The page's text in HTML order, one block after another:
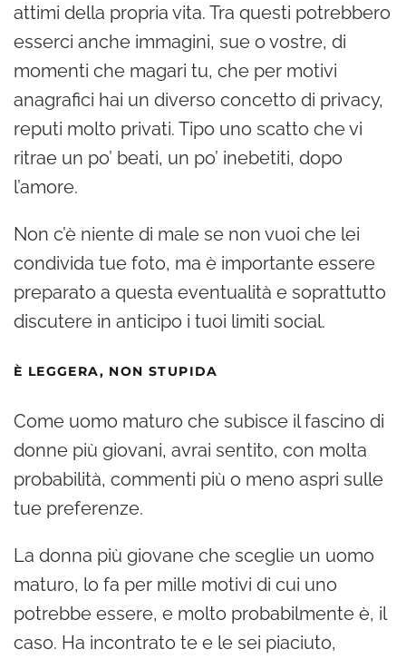
attimi della propria vita. Tra questi potrebbero
esserci anche immagini, sue o vostre, di
momenti che magari tu, che per motivi
anagrafici hai un diverso concetto di privacy,
reputi molto privati. Tipo uno scatto che vi
ritrae un po’ beati, un po’ inebetiti, dopo
l’amore.
Non c’è niente di male se non vuoi che lei
condivida tue foto, ma è importante essere
preparato a questa eventualità e soprattutto
discutere in anticipo i tuoi limiti social.
È LEGGERA, NON STUPIDA
Come uomo maturo che subisce il fascino di
donne più giovani, avrai sentito, con molta
probabilità, commenti più o meno aspri sulle
tue preferenze.
La donna più giovane che sceglie un uomo
maturo, lo fa per mille motivi di cui uno
potrebbe essere, e molto probabilmente è, il
caso. Ha incontrato te e le sei piaciuto,